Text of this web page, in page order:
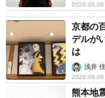
2026.08.08
京都の
デルが
は
浅井
2026.08.08
熊本地